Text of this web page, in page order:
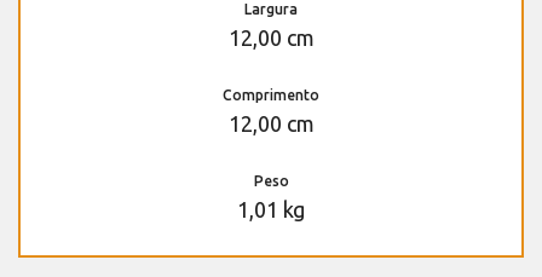
Largura
12,00 cm
Comprimento
12,00 cm
Peso
1,01 kg